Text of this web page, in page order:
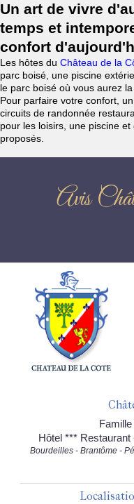
Un art de vivre
temps et
confort
Les hôtes du Château de la
parc boisé, une piscine
le parc boisé où vous aurez
Pour parfaire votre confort,
circuits de randonnée
pour les loisirs, une piscine
proposés.
Avis
Hôtel ***
Bourdeilles - Brantôme -